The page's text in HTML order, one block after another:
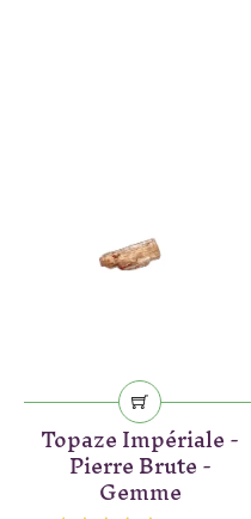
Topaze Impériale -
Pierre Brute -
Gemme